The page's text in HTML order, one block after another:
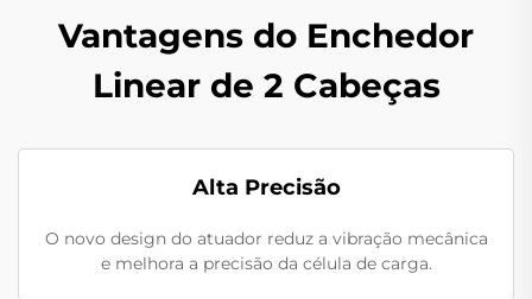
Vantagens do Enchedor
Linear de 2 Cabeças
Alta Precisão
O novo design do atuador reduz a vibração mecânica
e melhora a precisão da célula de carga.